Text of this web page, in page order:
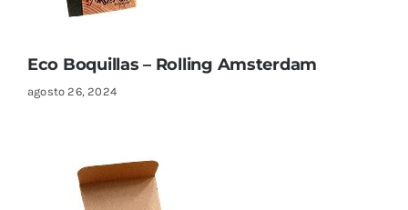
Eco Boquillas – Rolling Amsterdam
agosto 26, 2024